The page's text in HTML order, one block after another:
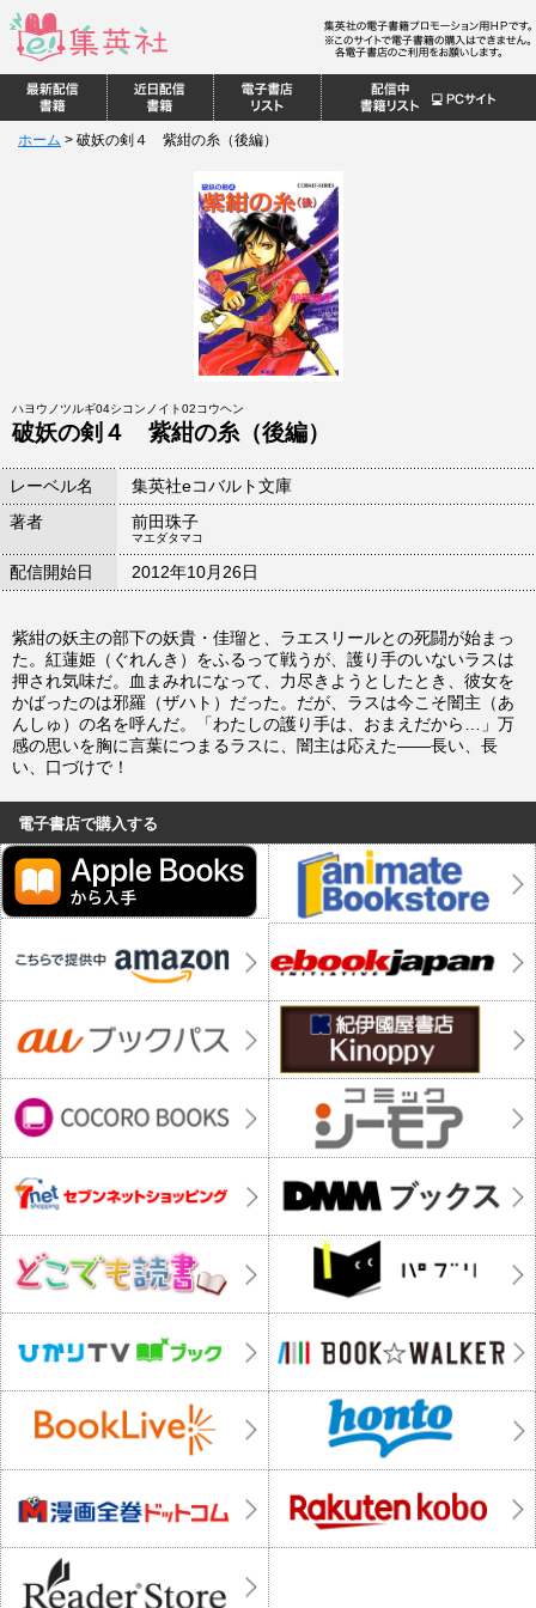
ホーム > 破妖の剣４ 紫紺の糸（後編）
ハヨウノツルギ04シコンノイト02コウヘン
破妖の剣４ 紫紺の糸（後編）
レーベル名
集英社eコバルト文庫
著者
前田珠子
マエダタマコ
配信開始日 2012年10月26日
紫紺の妖主の部下の妖貴・佳瑠と、ラエスリールとの死闘が始まっ
た。紅蓮姫（ぐれんき）をふるって戦うが、護り手のいないラスは
押され気味だ。血まみれになって、力尽きようとしたとき、彼女を
かばったのは邪羅（ザハト）だった。だが、ラスは今こそ闇主（あ
んしゅ）の名を呼んだ。「わたしの護り手は、おまえだから…」万
感の思いを胸に言葉につまるラスに、闇主は応えた――長い、長
い、口づけで！
電子書店で購入する